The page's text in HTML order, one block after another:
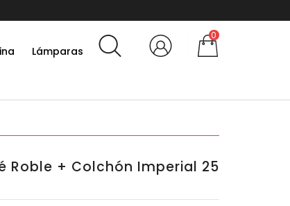
Lámparas
0
Roble + Colchón Imperial 25